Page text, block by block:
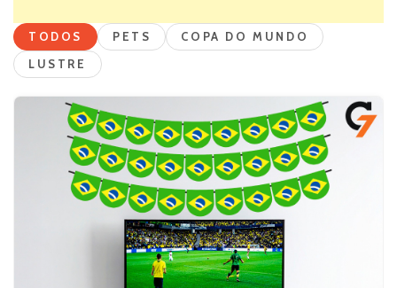
TODOS PETS
COPA DO MUNDO
LUSTRE